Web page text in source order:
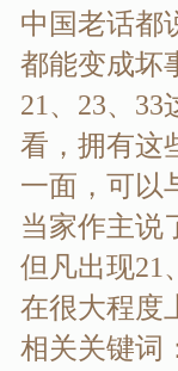
中国老话都
都能变成坏
21、23、
看，拥有这
一面，可以
当家作主说
但凡出现21
在很大程度
相关关键词